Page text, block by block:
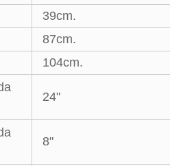
39cm.
87cm.
104cm.
24"
8"